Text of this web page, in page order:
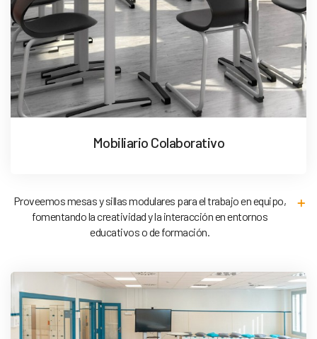
Mobiliario Colaborativo
Proveemos mesas y sillas modulares para el trabajo en equipo,
fomentando la creatividad y la interacción en entornos
educativos o de formación.